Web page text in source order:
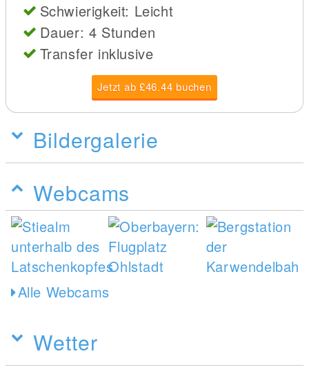
Schwierigkeit: Leicht
Dauer: 4 Stunden
Transfer inklusive
Jetzt ab £46.44 buchen
Bildergalerie
Webcams
Alle Webcams
Wetter